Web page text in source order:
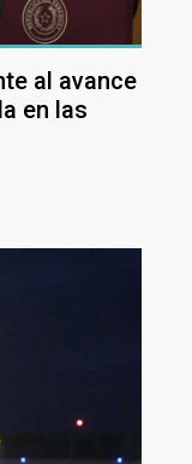
al avance
en las